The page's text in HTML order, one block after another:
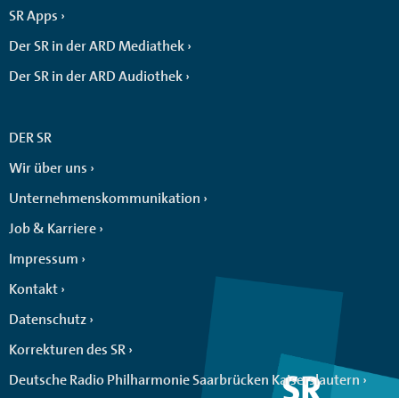
SR Apps
Der SR in der ARD Mediathek
Der SR in der ARD Audiothek
DER SR
Wir über uns
Unternehmenskommunikation
Job & Karriere
Impressum
Kontakt
Datenschutz
Korrekturen des SR
Deutsche Radio Philharmonie Saarbrücken Kaiserslautern